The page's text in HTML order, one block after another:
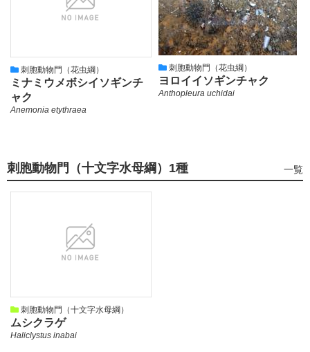
刺胞動物門（花虫綱）
ミナミウメボシイソギンチ
ャク
Anemonia etythraea
刺胞動物門（花虫綱）
ヨロイイソギンチャク
Anthopleura uchidai
刺胞動物門（十文字水母綱） 1種
刺
胞
一覧
刺胞動物門（十文字水母綱）
ムシクラゲ
Haliclystus inabai